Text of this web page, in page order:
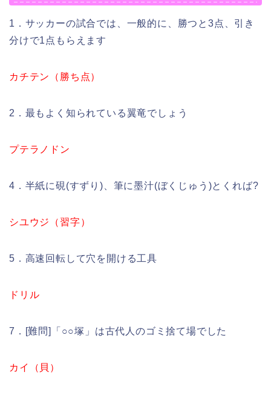
1．サッカーの試合では、一般的に、勝つと3点、引き
分けで1点もらえます
カチテン（勝ち点）
2．最もよく知られている翼竜でしょう
プテラノドン
4．半紙に硯(すずり)、筆に墨汁(ぼくじゅう)とくれば?
シユウジ（習字）
5．高速回転して穴を開ける工具
ドリル
7．[難問]「○○塚」は古代人のゴミ捨て場でした
カイ（貝）